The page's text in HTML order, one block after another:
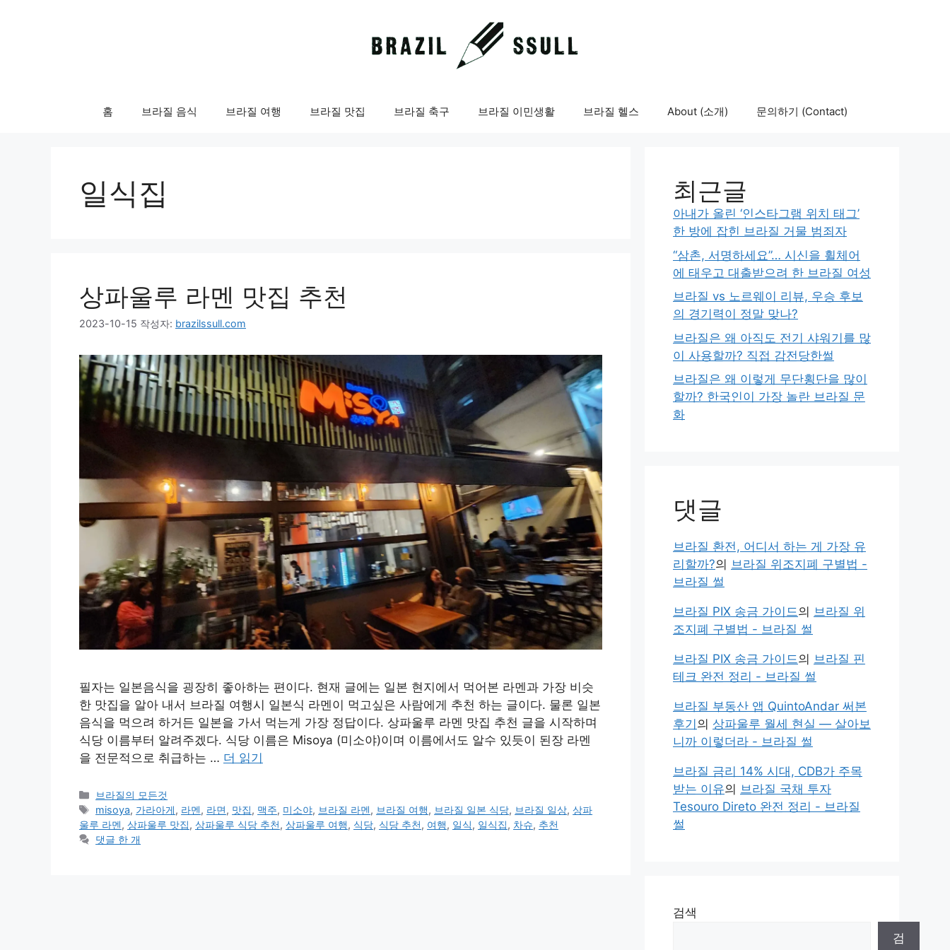
홈 브라질 음식 브라질 여행 브라질 맛집 브라질 축구 브라질 이민생활 브라질 헬스 About (소개) 문의하기 (Contact)
일식집
상파울루 라멘 맛집 추천
2023-10-15 작성자: brazilssull.com
필자는 일본음식을 굉장히 좋아하는 편이다. 현재 글에는 일본 현지에서 먹어본 라멘과 가장 비슷
한 맛집을 알아 내서 브라질 여행시 일본식 라멘이 먹고싶은 사람에게 추천 하는 글이다. 물론 일본
음식을 먹으려 하거든 일본을 가서 먹는게 가장 정답이다. 상파울루 라멘 맛집 추천 글을 시작하며
식당 이름부터 알려주겠다. 식당 이름은 Misoya (미소야)이며 이름에서도 알수 있듯이 된장 라멘
을 전문적으로 취급하는 … 더 읽기
카
테
고
리
브라질의 모든것
태
그
misoya, 가라아게, 라멘, 라면, 맛집, 맥주, 미소야, 브라질 라멘, 브라질 여행, 브라질 일본 식당, 브라질 일상,상파
울루 라멘, 상파울루 맛집, 상파울루 식당 추천, 상파울루 여행, 식당, 식당 추천, 여행, 일식, 일식집, 차슈, 추천
댓글 한 개
최근글
아내가 올린 ‘인스타그램 위치 태그’
한 방에 잡힌 브라질 거물 범죄자
“삼촌, 서명하세요”… 시신을 휠체어
에 태우고 대출받으려 한 브라질 여성
브라질 vs 노르웨이 리뷰, 우승 후보
의 경기력이 정말 맞나?
브라질은 왜 아직도 전기 샤워기를 많
이 사용할까? 직접 감전당한썰
브라질은 왜 이렇게 무단횡단을 많이
할까? 한국인이 가장 놀란 브라질 문
화
댓글
브라질 환전, 어디서 하는 게 가장 유
리할까?의 브라질 위조지폐 구별법 -
브라질 썰
브라질 PIX 송금 가이드의 브라질 위
조지폐 구별법 - 브라질 썰
브라질 PIX 송금 가이드의 브라질 핀
테크 완전 정리 - 브라질 썰
브라질 부동산 앱 QuintoAndar 써본
후기 의 상파울루 월세 현실 — 살아보
니까 이렇더라 - 브라질 썰
브라질 금리 14% 시대, CDB가 주목
받는 이유의 브라질 국채 투자
Tesouro Direto 완전 정리 - 브라질
썰
검색
검